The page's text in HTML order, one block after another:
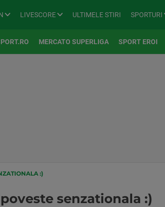
LIVESCORE ULTIMELE STIRI SPORTURI
MERCATO SUPERLIGA SPORT EROI
:)
senzationala :)